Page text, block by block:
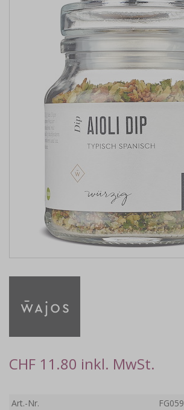
CHF 11.80 inkl. MwSt.
Art.-Nr.
FG059